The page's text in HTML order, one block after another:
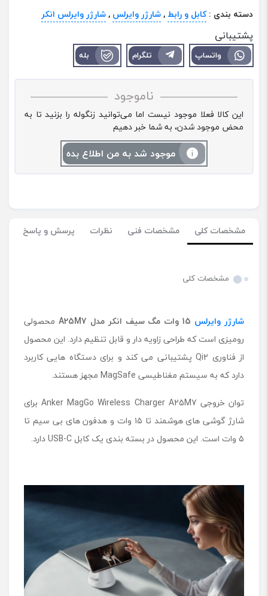
دسته بندی :کابل و رابط ,شارژر وایرلس ,شارژر وایرلس انکر
پشتیبانی
واتساپ تلگرام بله
ناموجود
این کالا فعلا موجود نیست اما می‌توانید زنگوله را بزنید تا به
محض موجود شدن، به شما خبر دهیم
موجود شد به من اطلاع بده
مشخصات کلی مشخصات فنی نظرات پرسش و پاسخ
مشخصات کلی
شارژر وایرلس 15 وات مگ سیف انکر مدل A25M7 محصولی
رومیزی است که طراحی زاویه دار و قابل تنظیم دارد. این محصول
از فناوری Qi2 پشتیبانی می کند و برای دستگاه هایی کاربرد
دارد که به سیستم مغناطیسی MagSafe مجهز هستند.
توان خروجی Anker MagGo Wireless Charger A25M7 برای
شارژ گوشی های هوشمند تا ۱۵ وات و هدفون های بی سیم تا
۵ وات است. این محصول در بسته بندی یک کابل USB-C دارد.